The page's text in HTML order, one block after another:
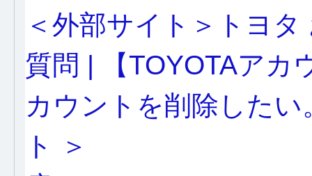
＜外部サイト＞トヨ
質問 | 【TOYOTAアカ
カウントを削除した
ト ＞